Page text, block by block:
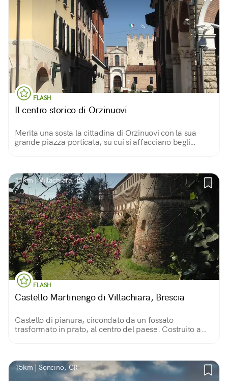
FLASH
Il centro storico di Orzinuovi
Merita una sosta la cittadina di Orzinuovi con la sua
grande piazza porticata, su cui si affacciano begli
11km | Villachiara, BS
FLASH
Castello Martinengo di Villachiara, Brescia
Castello di pianura, circondato da un fossato
trasformato in prato, al centro del paese. Costruito a
15km | Soncino, CR